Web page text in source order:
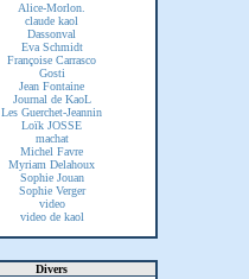
Alice-Morlon.
claude kaol
Dassonval
Eva Schmidt
Françoise Carrasco
Gosti
Jean Fontaine
Journal de KaoL
Les Guerchet-Jeannin
Loïk JOSSE
machat
Michel Favre
Myriam Delahoux
Sophie Jouan
Sophie Verger
video
video de kaol
Divers